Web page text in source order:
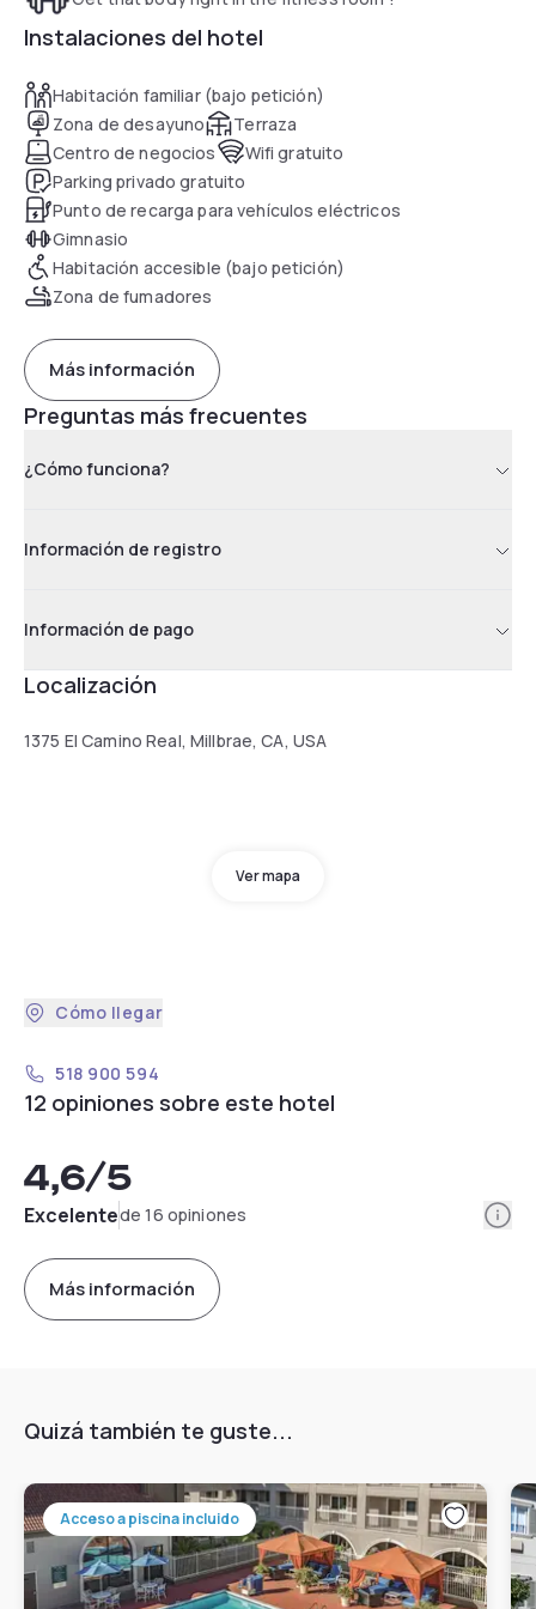
Instalaciones del hotel
Habitación familiar (bajo petición)
Zona de desayuno
Terraza
Centro de negocios
Wifi gratuito
Parking privado gratuito
Punto de recarga para vehículos eléctricos
Gimnasio
Habitación accesible (bajo petición)
Zona de fumadores
Más información
Preguntas más frecuentes
¿Cómo funciona?
Información de registro
Información de pago
Localización
1375 El Camino Real, Millbrae, CA, USA
Ver mapa
Cómo llegar
518 900 594
12 opiniones sobre este hotel
4,6/5
Excelentede 16 opiniones
Más información
Quizá también te guste...
Acceso a piscina incluido